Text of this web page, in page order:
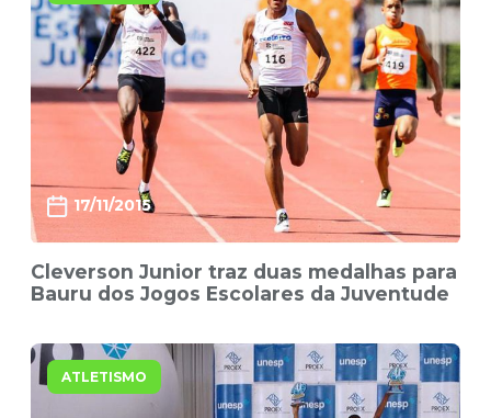
17/11/2015
Cleverson Junior traz duas medalhas para
Bauru dos Jogos Escolares da Juventude
ATLETISMO